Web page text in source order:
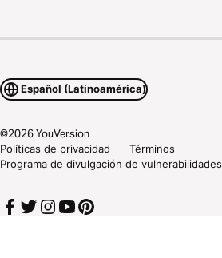
Español (Latinoamérica)
©2026YouVersion
Políticas de privacidad
Términos
Programa de divulgación de vulnerabilidades